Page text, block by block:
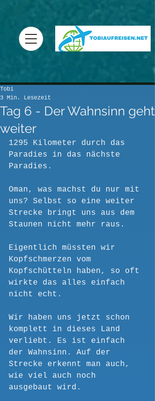
Tag 6 - Der Wahnsinn geht
weiter
Tobi
3 Min. Lesezeit
1295 Kilometer durch das
Paradies in das nächste
Paradies.
Oman, was machst du nur mit
uns? Selbst so eine weiter
Strecke bringt uns aus dem
Staunen nicht mehr raus.
Eigentlich müssten wir
Kopfschmerzen vom
Kopfschütteln haben, so oft
wirkte das alles einfach
nicht echt.
Wir haben uns jetzt schon
komplett in dieses Land
verliebt. Es ist einfach
der Wahnsinn. Auf der
Strecke erkennt man auch,
wie viel auch noch
ausgebaut wird.